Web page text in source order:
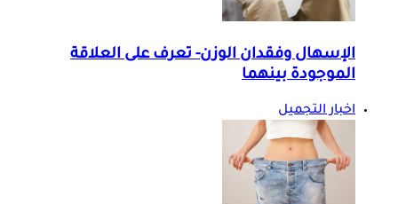
الإسهال وفقدان الوزن- تعرف على العلاقة
الموجودة بينهما
اخبار التجميل